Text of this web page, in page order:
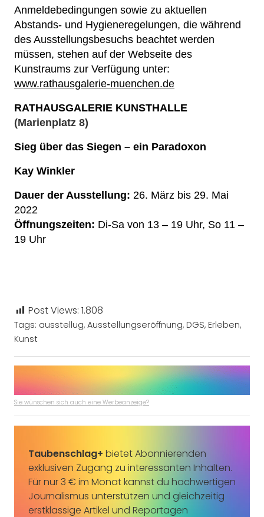
Anmeldebedingungen sowie zu aktuellen
Abstands- und Hygieneregelungen, die während
des Ausstellungsbesuchs beachtet werden
müssen, stehen auf der Webseite des
Kunstraums zur Verfügung unter:
www.rathausgalerie-muenchen.de
RATHAUSGALERIE KUNSTHALLE
(Marienplatz 8)
Sieg über das Siegen – ein Paradoxon
Kay Winkler
Dauer der Ausstellung: 26. März bis 29. Mai
2022
Öffnungszeiten: Di-Sa von 13 – 19 Uhr, So 11 –
19 Uhr
Post Views: 1.808
Tags: ausstellug, Ausstellungseröffnung, DGS, Erleben,
Kunst
Sie wünschen sich auch eine Werbeanzeige?
Taubenschlag+ bietet Abonnierenden
exklusiven Zugang zu interessanten Inhalten.
Für nur 3 € im Monat kannst du hochwertigen
Journalismus unterstützen und gleichzeitig
erstklassige Artikel und Reportagen